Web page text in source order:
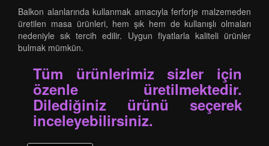
Balkon alanlarında kullanmak amacıyla ferforje malzemeden
üretilen masa ürünleri, hem şık hem de kullanışlı olmaları
nedeniyle sık tercih edilir. Uygun fiyatlarla kaliteli ürünler
bulmak mümkün.
Tüm ürünlerimiz sizler için
özenle üretilmektedir.
Dilediğiniz ürünü seçerek
inceleyebilirsiniz.